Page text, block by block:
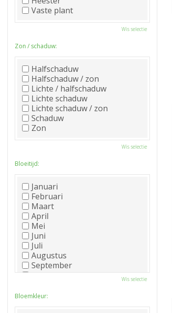
Vaste plant
Wis selectie
Zon / schaduw:
Halfschaduw
Halfschaduw / zon
Lichte / halfschaduw
Lichte schaduw
Lichte schaduw / zon
Schaduw
Zon
Wis selectie
Bloeitijd:
Januari
Februari
Maart
April
Mei
Juni
Juli
Augustus
September
Oktober
December
Wis selectie
Bloemkleur: